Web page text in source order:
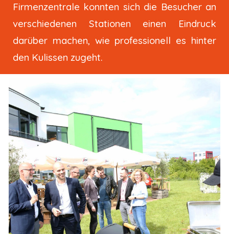
Firmenzentrale konnten sich die Besucher an
verschiedenen Stationen einen Eindruck
darüber machen, wie professionell es hinter
den Kulissen zugeht.